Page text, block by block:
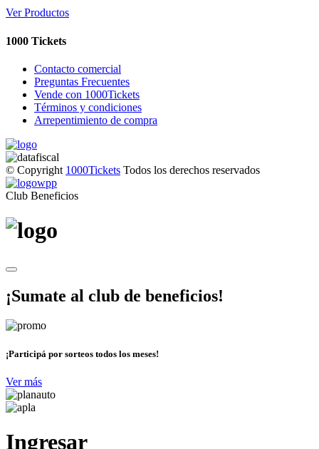
Ver Productos
1000 Tickets
Contacto comercial
Preguntas Frecuentes
Vende con 1000Tickets
Términos y condiciones
Arrepentimiento de compra
© Copyright 1000Tickets Todos los derechos reservados
Club Beneficios
¡Sumate al club de beneficios!
¡Participá por sorteos todos los meses!
Ver más
Ingresar